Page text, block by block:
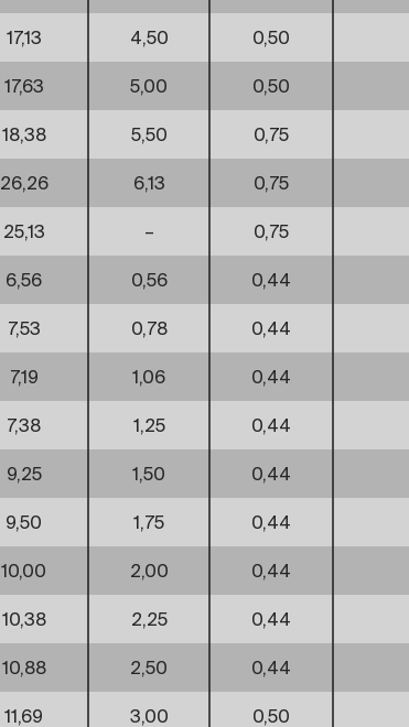
17,13 4,50 0,50
17,63 5,00 0,50
18,38 5,50 0,75
26,26 6,13 0,75
25,13 – 0,75
6,56 0,56 0,44
7,53 0,78 0,44
7,19 1,06 0,44
7,38 1,25 0,44
9,25 1,50 0,44
9,50 1,75 0,44
10,00 2,00 0,44
10,38 2,25 0,44
10,88 2,50 0,44
11,69 3,00 0,50